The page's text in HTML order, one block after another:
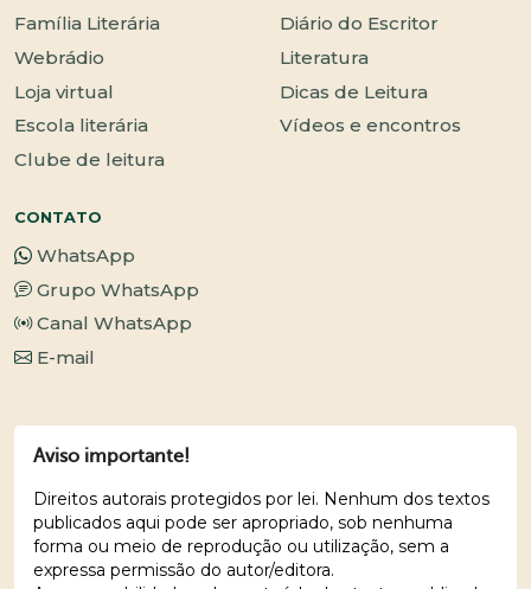
Família Literária
Webrádio
Loja virtual
Escola literária
Clube de leitura
Diário do Escritor
Literatura
Dicas de Leitura
Vídeos e encontros
CONTATO
WhatsApp
Grupo WhatsApp
Canal WhatsApp
E-mail
Aviso importante!
Direitos autorais protegidos por lei. Nenhum dos textos
publicados aqui pode ser apropriado, sob nenhuma
forma ou meio de reprodução ou utilização, sem a
expressa permissão do autor/editora.